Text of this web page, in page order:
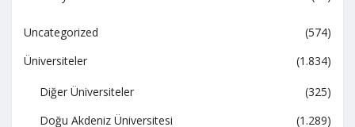
Uncategorized
(574)
Üniversiteler
(1.834)
Diğer Üniversiteler
(325)
Doğu Akdeniz Üniversitesi
(1.289)